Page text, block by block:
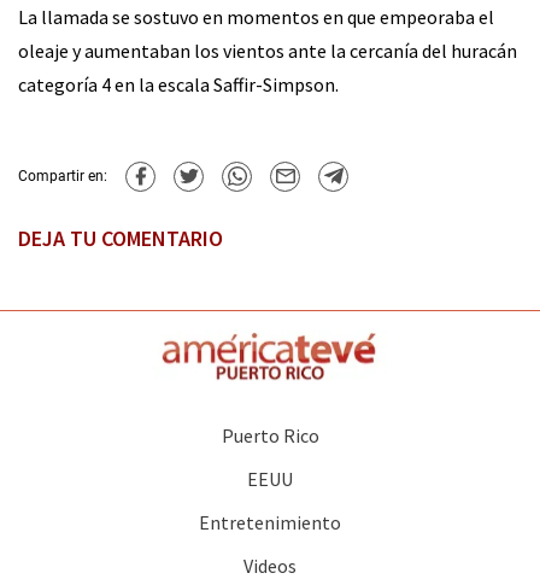
La llamada se sostuvo en momentos en que empeoraba el
oleaje y aumentaban los vientos ante la cercanía del huracán
categoría 4 en la escala Saffir-Simpson.
Compartir en:
DEJA TU COMENTARIO
Puerto Rico
EEUU
Entretenimiento
Videos